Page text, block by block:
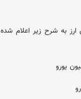
به شرح زیر اعلام شده